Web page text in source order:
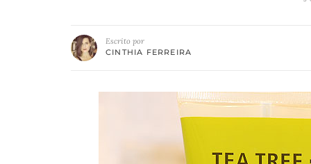
Escrito por
CINTHIA FERREIRA